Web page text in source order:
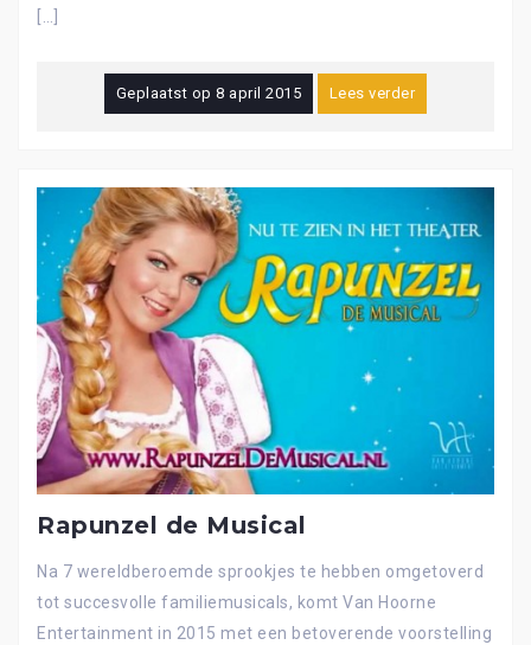
[…]
Geplaatst op8 april 2015 Lees verder
Rapunzel de Musical
Na 7 wereldberoemde sprookjes te hebben omgetoverd
tot succesvolle familiemusicals, komt Van Hoorne
Entertainment in 2015 met een betoverende voorstelling